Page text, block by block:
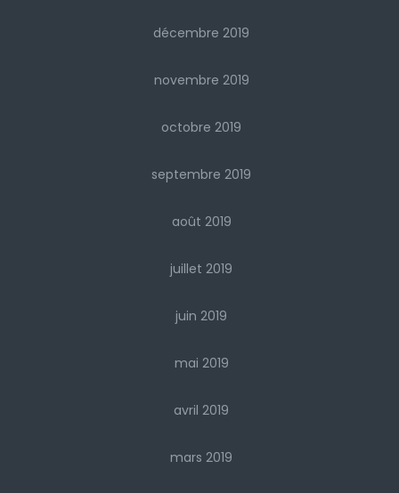
décembre 2019
novembre 2019
octobre 2019
septembre 2019
août 2019
juillet 2019
juin 2019
mai 2019
avril 2019
mars 2019